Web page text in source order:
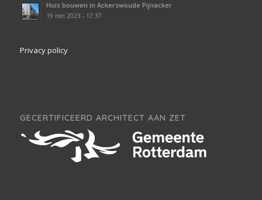
Huis bouwen in Ackerswoude Pijnacker
19 mei 2023 - 17:37
Privacy policy
GECERTIFICEERD ARCHITECT AAN ZET